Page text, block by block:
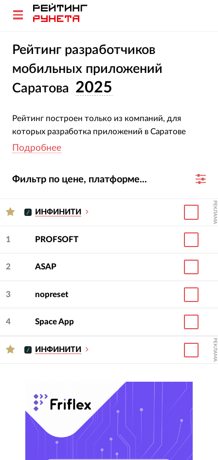
Рейтинг разработчиков
мобильных приложений
Саратова 2025
Рейтинг построен только из компаний, для
которых разработка приложений в Саратове
является одной из основных услуг.
пользователями созданным компанией
Apple AppStore и Google Play.
При помощи инструмента «Фильтр по бюджету»,
вы можете отсеивать компании, не подходящие
Чтобы получить дополнительную информацию,
вы можете переходить на их карточки и сайты, а
при желании и организовать между ними
конкурс.
Подробнее
Фильтр по цене, платформе...
ИНФИНИТИ РЕКЛАМА
1 PROFSOFT
2 ASAP
3 nopreset
4 Space App
ИНФИНИТИ РЕКЛАМА